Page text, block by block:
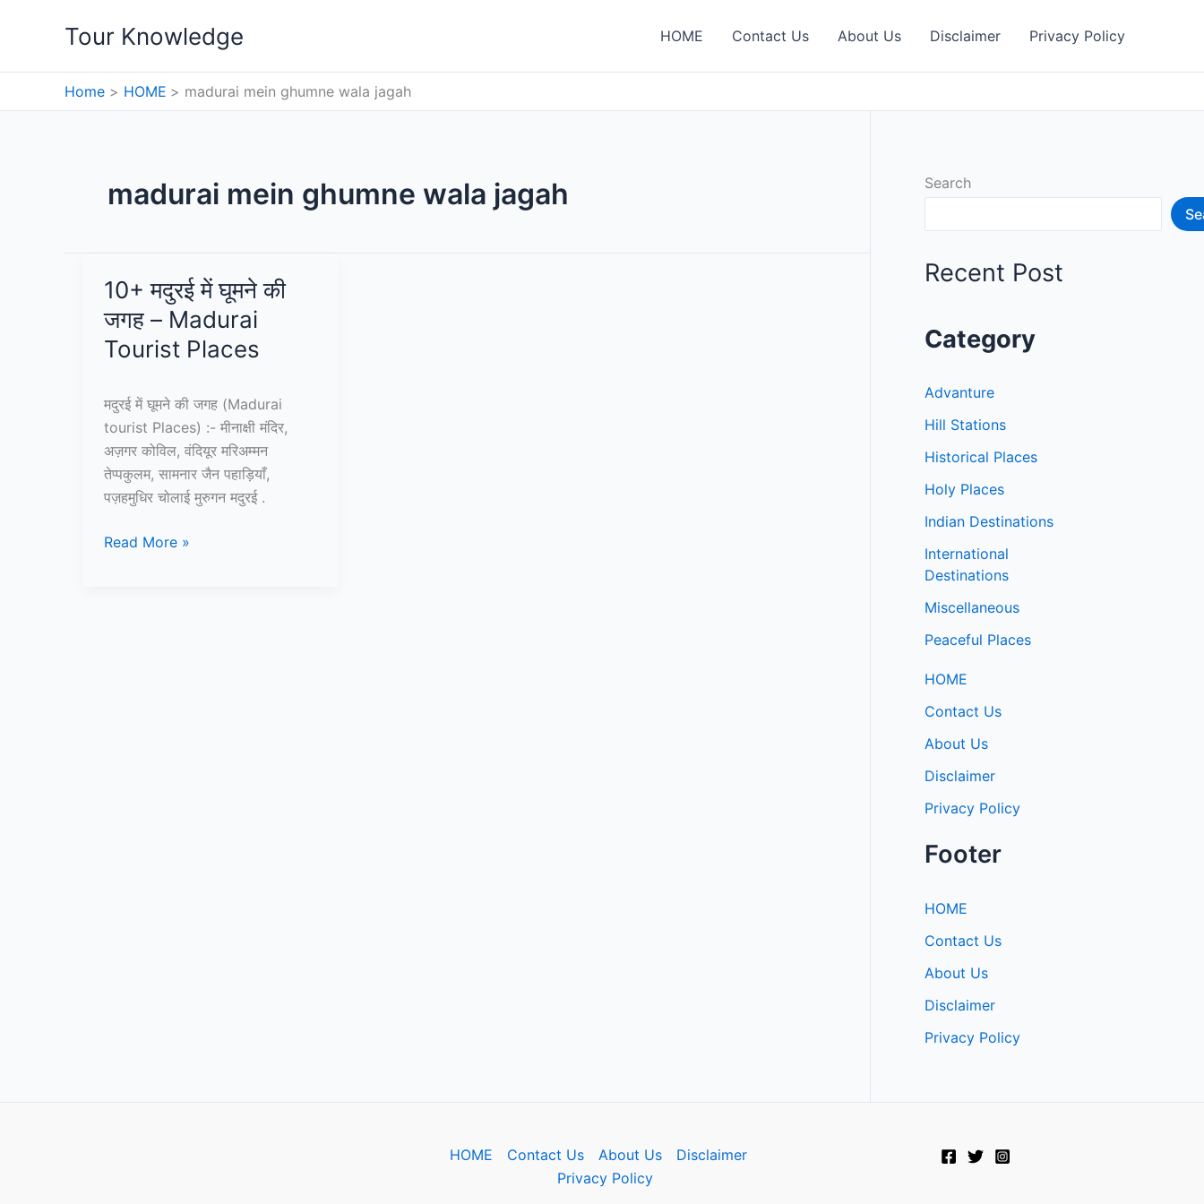
Tour Knowledge HOME Contact Us About Us Disclaimer Privacy Policy
Home HOME madurai mein ghumne wala jagah
madurai mein ghumne wala jagah
10+ मदुरई में घूमने की
जगह – Madurai
Tourist Places
मदुरई में घूमने की जगह (Madurai
tourist Places) :- मीनाक्षी मंदिर,
अज़गर कोविल, वंदियूर मरिअम्मन
तेप्पकुलम, सामनार जैन पहाड़ियाँ,
पज़हमुधिर चोलाई मुरुगन मदुरई .
10+
Read More »
Search
Recent Post
Category
Advanture
Hill Stations
Historical Places
Holy Places
Indian Destinations
International
Destinations
Miscellaneous
Peaceful Places
HOME
Contact Us
About Us
Disclaimer
Privacy Policy
Footer
HOME
Contact Us
About Us
Disclaimer
Privacy Policy
HOME Contact Us About Us
Disclaimer
Privacy Policy